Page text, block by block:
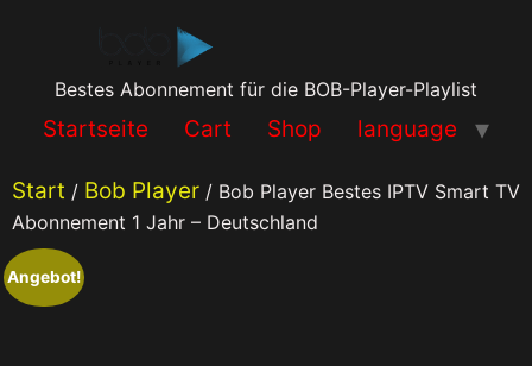
Bestes Abonnement für die BOB-Player-Playlist
Startseite Cart Shop language
Start / Bob Player / Bob Player Bestes IPTV Smart TV
Abonnement 1 Jahr – Deutschland
Angebot!